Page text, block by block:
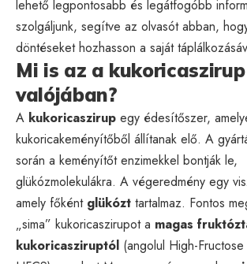
lehető legpontosabb és legátfogóbb
szolgáljunk, segítve az olvasót abban,
döntéseket hozhasson a saját
Mi is az a kukoricaszirup
valójában?
A kukoricaszirup egy édesítőszer,
kukoricakeményítőből állítanak elő. A
során a keményítőt enzimekkel bontják le,
glükózmolekulákra. A végeredmény egy
amely főként glükózt tartalmaz. Fontos
„sima” kukoricaszirupot a magas
kukoricasziruptól (angolul High-